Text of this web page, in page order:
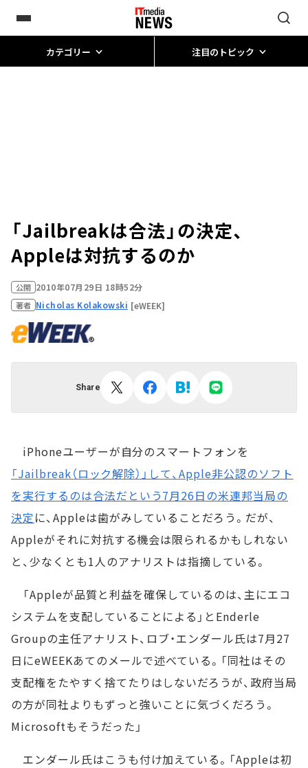
カテゴリー 注目のトピック
「Jailbreakは合法」の決定、
Appleは対抗するのか
公開 2010年07月29日 18時52分
著者 Nicholas Kolakowski [eWEEK]
Share
iPhoneユーザーが自分のスマートフォンを
「Jailbreak（ロック解除）」して、Apple非公認のソフト
を実行するのは合法だという7月26日の米連邦当局の
決定に、Appleは歯がみしていることだろう。だが、
Appleがそれに対抗する機会は限られるかもしれない
と、少なくとも1人のアナリストは指摘している。
「Appleが品質と利益を確保しているのは、主にエコ
システムを支配していることによる」とEnderle
Groupの主任アナリスト、ロブ・エンダール氏は7月27
日にeWEEKあてのメールで述べている。「同社はその
支配権をたやすく捨てたりはしないだろうが、政府当局
の方が同社よりもずっと強いことに気づくだろう。
Microsoftもそうだった」
エンダール氏はこうも付け加えている。「Appleは初